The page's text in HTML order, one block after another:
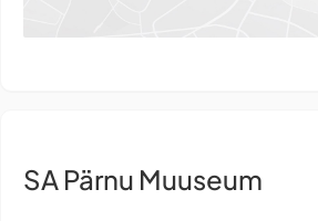
SA Pärnu Muuseum